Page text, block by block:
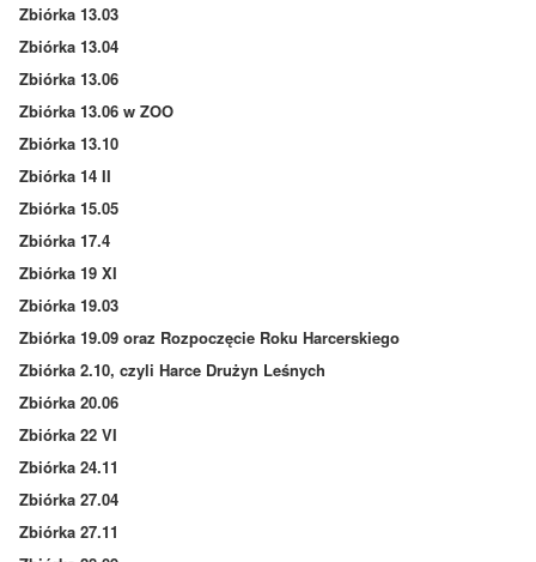
Zbiórka 13.03
Zbiórka 13.04
Zbiórka 13.06
Zbiórka 13.06 w ZOO
Zbiórka 13.10
Zbiórka 14 II
Zbiórka 15.05
Zbiórka 17.4
Zbiórka 19 XI
Zbiórka 19.03
Zbiórka 19.09 oraz Rozpoczęcie Roku Harcerskiego
Zbiórka 2.10, czyli Harce Drużyn Leśnych
Zbiórka 20.06
Zbiórka 22 VI
Zbiórka 24.11
Zbiórka 27.04
Zbiórka 27.11